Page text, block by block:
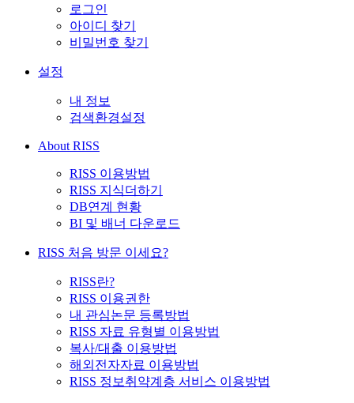
로그인
아이디 찾기
비밀번호 찾기
설정
내 정보
검색환경설정
About RISS
RISS 이용방법
RISS 지식더하기
DB연계 현황
BI 및 배너 다운로드
RISS 처음 방문 이세요?
RISS란?
RISS 이용권한
내 관심논문 등록방법
RISS 자료 유형별 이용방법
복사/대출 이용방법
해외전자자료 이용방법
RISS 정보취약계층 서비스 이용방법